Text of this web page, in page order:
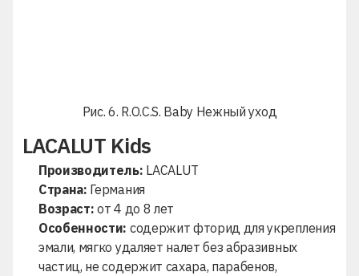
Рис. 6. R.O.C.S. Baby Нежный уход
LACALUT Kids
Производитель: LACALUT
Страна: Германия
Возраст: от 4 до 8 лет
Особенности: содержит фторид для укрепления
эмали, мягко удаляет налет без абразивных
частиц, не содержит сахара, парабенов,